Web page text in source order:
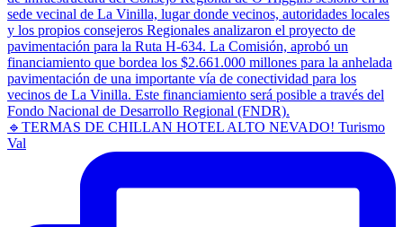
🔹TERMAS DE CHILLAN HOTEL ALTO NEVADO! Turismo
Val